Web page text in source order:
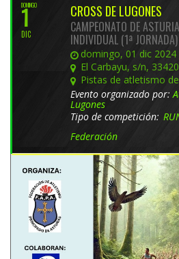
DOMINGO
1
DIC
CROSS DE LUGONES
CAMPEONATO DE
INDIVIDUAL (1ª JORNADA)
domingo, 01 dic 2024
El Carbayu, s/n,
Pistas de atletismo
Evento organizado por:
Lugones
Tipo de competición:
Federación